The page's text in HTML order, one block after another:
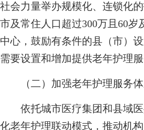
社会力量举办规模化、连锁化
市及常住人口超过300万且60
中心，鼓励有条件的县（市）
需要设置和增加提供老年护理服
（二）加强老年护理服务体
依托城市医疗集团和县域医
化老年护理联动模式，推动机